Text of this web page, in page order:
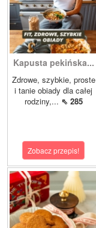
Kapusta pekińska...
Zdrowe, szybkie, proste
i tanie obiady dla całej
rodziny,... ⇖ 285
Zobacz przepis!